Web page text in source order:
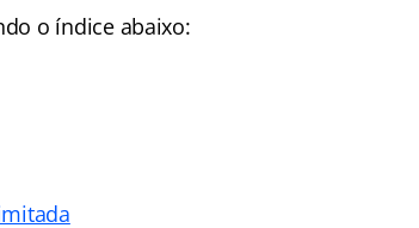
o índice abaixo: